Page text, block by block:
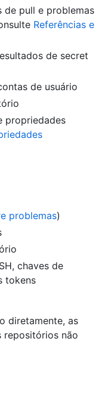
de pull e problemas
Referências e
de secret
de usuário
propriedades
problemas)
chaves de
tokens
diretamente, as
repositórios não